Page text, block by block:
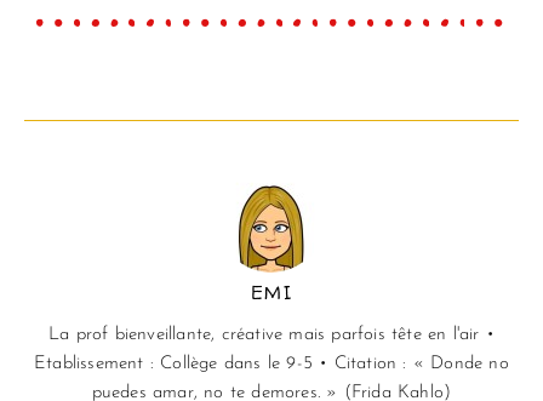
EMI
La prof bienveillante, créative mais parfois tête en l'air •
Etablissement : Collège dans le 9-5 • Citation : « Donde no
puedes amar, no te demores. » (Frida Kahlo)